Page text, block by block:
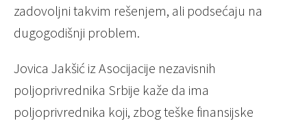
zadovoljni takvim rešenjem, ali podsećaju na
dugogodišnji problem.
Jovica Jakšić iz Asocijacije nezavisnih
poljoprivrednika Srbije kaže da ima
poljoprivrednika koji, zbog teške finansijske